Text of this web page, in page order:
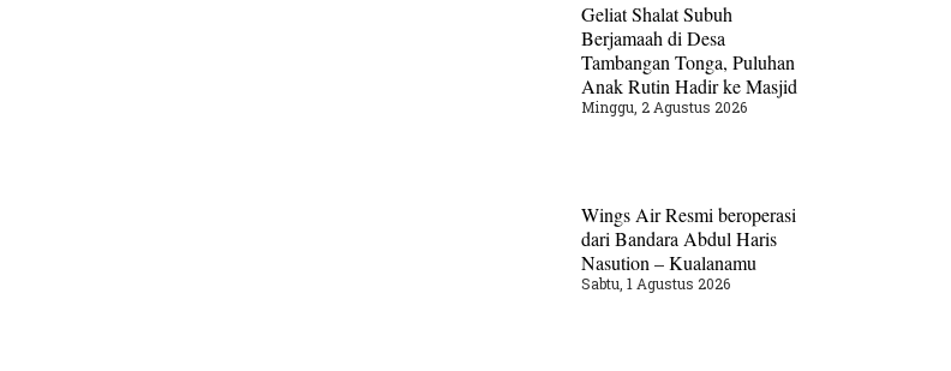
Geliat Shalat Subuh
Berjamaah di Desa
Tambangan Tonga, Puluhan
Anak Rutin Hadir ke Masjid
Minggu, 2 Agustus 2026
Wings Air Resmi beroperasi
dari Bandara Abdul Haris
Nasution – Kualanamu
Sabtu, 1 Agustus 2026